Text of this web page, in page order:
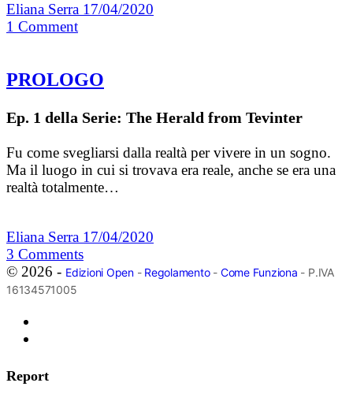
Eliana Serra 17/04/2020
1 Comment
PROLOGO
Ep. 1 della Serie: The Herald from Tevinter
Fu come svegliarsi dalla realtà per vivere in un sogno.
Ma il luogo in cui si trovava era reale, anche se era una
realtà totalmente…
Eliana Serra 17/04/2020
3 Comments
© 2026 - Edizioni Open- Regolamento- Come Funziona - P.IVA
16134571005
Report